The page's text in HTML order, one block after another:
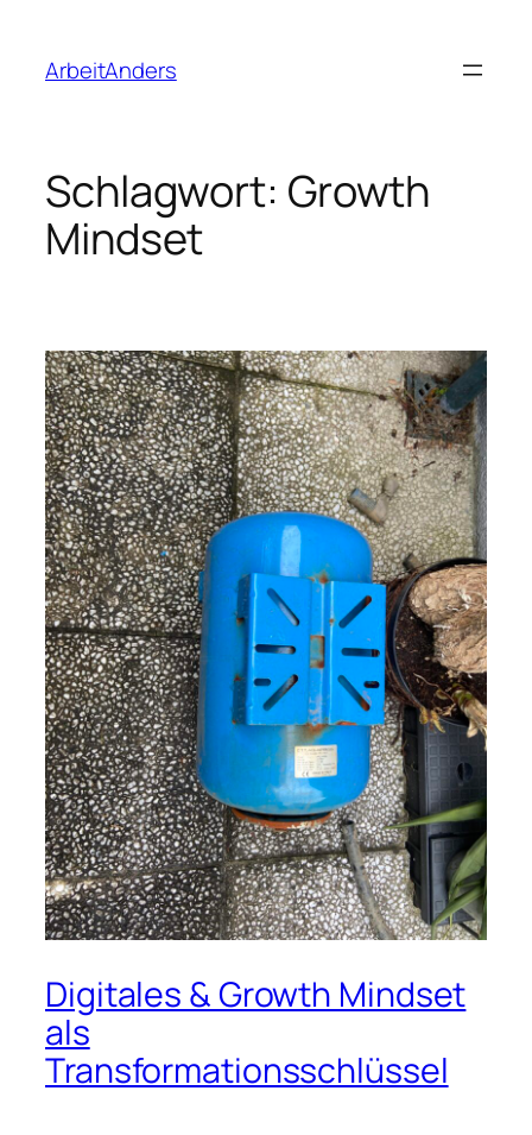
springen
ArbeitAnders
Schlagwort: Growth
Mindset
Digitales & Growth Mindset
als
Transformationsschlüssel